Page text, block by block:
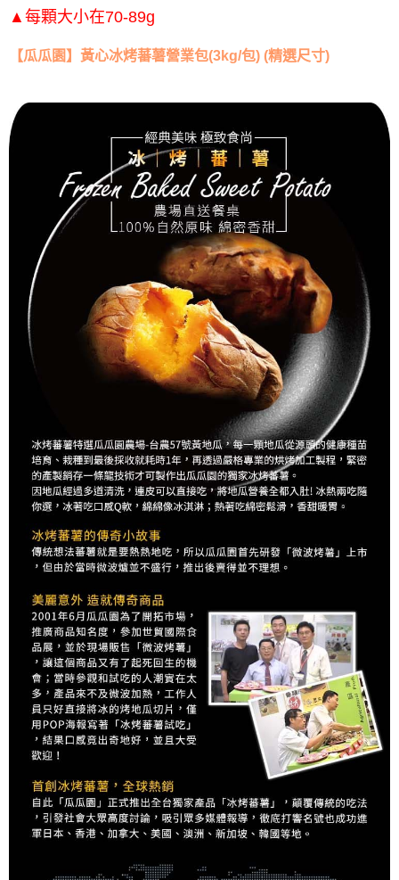
５．嚴禁一人註冊多個帳號或使用他人資訊註冊。若發現惡意使用之情形，
▲每顆大小在70-89g
【瓜瓜園】黃心冰烤蕃薯營業包(3kg/包) (精選尺寸)